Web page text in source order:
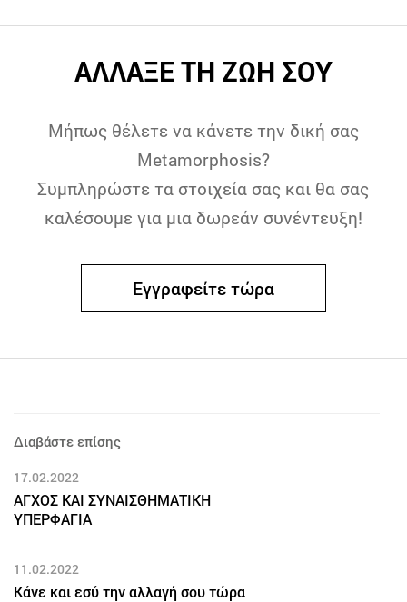
ΑΛΛΑΞΕ ΤΗ ΖΩΗ ΣΟΥ
Μήπως θέλετε να κάνετε την δική σας
Metamorphosis?
Συμπληρώστε τα στοιχεία σας και θα σας
καλέσουμε για μια δωρεάν συνέντευξη!
Εγγραφείτε τώρα
Διαβάστε επίσης
17.02.2022
ΑΓΧΟΣ ΚΑΙ ΣΥΝΑΙΣΘΗΜΑΤΙΚΗ
ΥΠΕΡΦΑΓΙΑ
11.02.2022
Κάνε και εσύ την αλλαγή σου τώρα